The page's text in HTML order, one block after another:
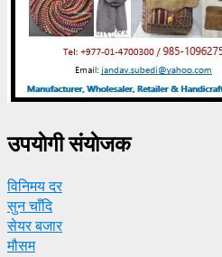
उपयाेगी संयाेजक
विनिमय दर
सुन चाँदि
सेयर बजार
मौसम